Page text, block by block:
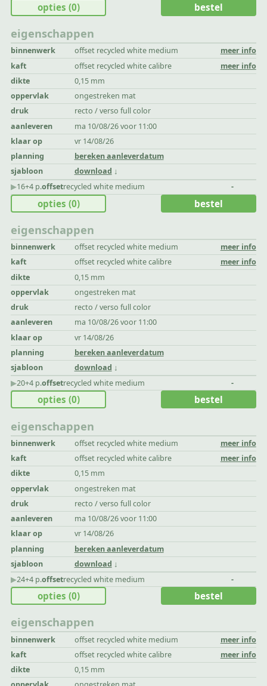
eigenschappen
binnenwerk offset recycled white medium
meer info
kaft
offset recycled white calibre
meer info
dikte
0,15 mm
oppervlak
ongestreken mat
druk
recto / verso full color
aanleveren
ma 10/08/26 voor 11:00
klaar op
vr 14/08/26
planning
bereken aanleverdatum
sjabloon
download
opties (0) bestel
▶︎16+4 p.offsetrecycled white medium -
eigenschappen
binnenwerk offset recycled white medium
meer info
kaft
offset recycled white calibre
meer info
dikte
0,15 mm
oppervlak
ongestreken mat
druk
recto / verso full color
aanleveren
ma 10/08/26 voor 11:00
klaar op
vr 14/08/26
planning
bereken aanleverdatum
sjabloon
download
opties (0) bestel
▶︎20+4 p.offsetrecycled white medium -
eigenschappen
binnenwerk offset recycled white medium
meer info
kaft
offset recycled white calibre
meer info
dikte
0,15 mm
oppervlak
ongestreken mat
druk
recto / verso full color
aanleveren
ma 10/08/26 voor 11:00
klaar op
vr 14/08/26
planning
bereken aanleverdatum
sjabloon
download
opties (0) bestel
▶︎24+4 p.offsetrecycled white medium -
eigenschappen
binnenwerk offset recycled white medium
meer info
kaft
offset recycled white calibre
meer info
dikte
0,15 mm
opties (0) bestel